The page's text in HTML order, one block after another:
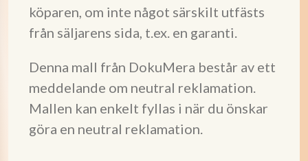
köparen, om inte något särskilt utfästs
från säljarens sida, t.ex. en garanti.
Denna mall från DokuMera består av ett
meddelande om neutral reklamation.
Mallen kan enkelt fyllas i när du önskar
göra en neutral reklamation.